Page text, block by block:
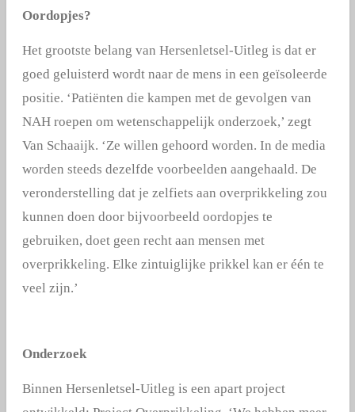
Oordopjes?
Het grootste belang van Hersenletsel-Uitleg is dat er
goed geluisterd wordt naar de mens in een geïsoleerde
positie. ‘Patiënten die kampen met de gevolgen van
NAH roepen om wetenschappelijk onderzoek,’ zegt
Van Schaaijk. ‘Ze willen gehoord worden. In de media
worden steeds dezelfde voorbeelden aangehaald. De
veronderstelling dat je zelfiets aan overprikkeling zou
kunnen doen door bijvoorbeeld oordopjes te
gebruiken, doet geen recht aan mensen met
overprikkeling. Elke zintuiglijke prikkel kan er één te
veel zijn.’
Onderzoek
Binnen Hersenletsel-Uitleg is een apart project